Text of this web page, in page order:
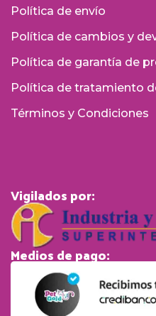
Política de envío
Política de cambios y
Política de garantía de
Política de tratamiento
Términos y Condiciones
Vigilados por:
Medios de pago: